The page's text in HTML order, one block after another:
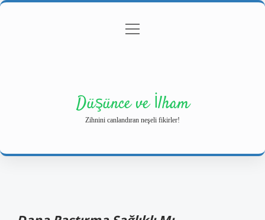
Gizlilik Politikası
menüyü
Düşünce ve İlham
Zihnini canlandıran neşeli fikirler!